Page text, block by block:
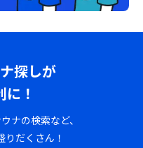
探しが
！
ナの検索など、
だくさん！